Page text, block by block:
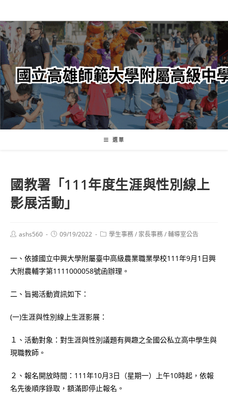
轉
至
主
內
容
選單
國教署「111年度生涯與性別線上
影展活動」
Postashs560
Post09/19/2022
Post學生事務/ 家長事務/輔導室公告
一、依據國立中興大學附屬臺中高級農業職業學校111年9月1日興
大附農輔字第1111000058號函辦理。
二、旨揭活動資訊如下：
(一)生涯與性別線上生涯影展：
１、活動對象：對生涯與性別議題有興趣之全國公私立高中學生與
現職教師。
２、報名開放時間：111年10月3日（星期一）上午10時起，依報
名先後順序錄取，額滿即停止報名。